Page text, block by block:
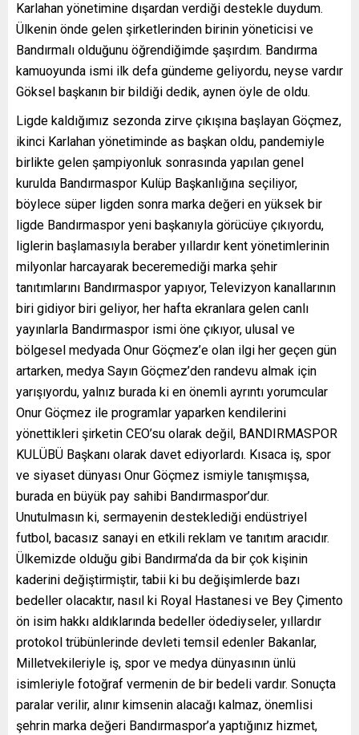
Karlahan yönetimine dışardan verdiği destekle duydum.
Ülkenin önde gelen şirketlerinden birinin yöneticisi ve
Bandırmalı olduğunu öğrendiğimde şaşırdım. Bandırma
kamuoyunda ismi ilk defa gündeme geliyordu, neyse vardır
Göksel başkanın bir bildiği dedik, aynen öyle de oldu.
Ligde kaldığımız sezonda zirve çıkışına başlayan Göçmez,
ikinci Karlahan yönetiminde as başkan oldu, pandemiyle
birlikte gelen şampiyonluk sonrasında yapılan genel
kurulda Bandırmaspor Kulüp Başkanlığına seçiliyor,
böylece süper ligden sonra marka değeri en yüksek bir
ligde Bandırmaspor yeni başkanıyla görücüye çıkıyordu,
liglerin başlamasıyla beraber yıllardır kent yönetimlerinin
milyonlar harcayarak beceremediği marka şehir
tanıtımlarını Bandırmaspor yapıyor, Televizyon kanallarının
biri gidiyor biri geliyor, her hafta ekranlara gelen canlı
yayınlarla Bandırmaspor ismi öne çıkıyor, ulusal ve
bölgesel medyada Onur Göçmez’e olan ilgi her geçen gün
artarken, medya Sayın Göçmez’den randevu almak için
yarışıyordu, yalnız burada ki en önemli ayrıntı yorumcular
Onur Göçmez ile programlar yaparken kendilerini
yönettikleri şirketin CEO’su olarak değil, BANDIRMASPOR
KULÜBÜ Başkanı olarak davet ediyorlardı. Kısaca iş, spor
ve siyaset dünyası Onur Göçmez ismiyle tanışmışsa,
burada en büyük pay sahibi Bandırmaspor’dur.
Unutulmasın ki, sermayenin desteklediği endüstriyel
futbol, bacasız sanayi en etkili reklam ve tanıtım aracıdır.
Ülkemizde olduğu gibi Bandırma’da da bir çok kişinin
kaderini değiştirmiştir, tabii ki bu değişimlerde bazı
bedeller olacaktır, nasıl ki Royal Hastanesi ve Bey Çimento
ön isim hakkı aldıklarında bedeller ödediyseler, yıllardır
protokol trübünlerinde devleti temsil edenler Bakanlar,
Milletvekileriyle iş, spor ve medya dünyasının ünlü
isimleriyle fotoğraf vermenin de bir bedeli vardır. Sonuçta
paralar verilir, alınır kimsenin alacağı kalmaz, önemlisi
şehrin marka değeri Bandırmaspor’a yaptığınız hizmet,